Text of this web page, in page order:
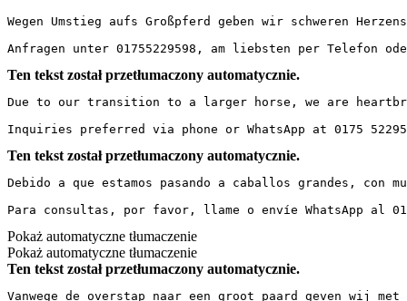
Wegen Umstieg aufs Großpferd geben wir schweren
Anfragen unter 01755229598, am liebsten per Telefon
Ten tekst został przetłumaczony automatycznie.
Due to our transition to a larger horse, we are
Inquiries preferred via phone or WhatsApp at 0175
Ten tekst został przetłumaczony automatycznie.
Debido a que estamos pasando a caballos grandes,
Para consultas, por favor, llame o envíe WhatsApp al
Pokaż automatyczne tłumaczenie
Pokaż automatyczne tłumaczenie
Ten tekst został przetłumaczony automatycznie.
Vanwege de overstap naar een groot paard geven wij